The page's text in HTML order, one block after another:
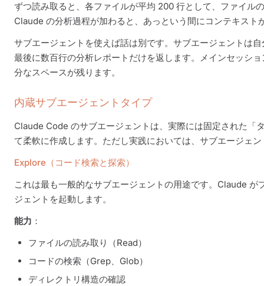
ずつ読み取ると、各ファイルが平均 200 行として、ファイ
Claude の分析過程が加わると、あっという間にコンテキスト
サブエージェントを使えば話は別です。サブエージェントは
最後に数百行の分析レポートだけを返します。メインセッシ
分なスペースが残ります。
内蔵サブエージェントタイプ
Claude Code のサブエージェントは、実際には固定された「
て柔軟に作成します。ただし実践においては、サブエージェ
Explore（コード検索と探索）
これは最も一般的なサブエージェントの用途です。Claude
ジェントを起動します。
能力 ：
ファイルの読み取り（Read）
コードの検索（Grep、Glob）
ディレクトリ構造の確認